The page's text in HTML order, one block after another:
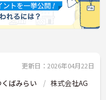
更新日：2026年04月22日
ばみらい
株式会社AG